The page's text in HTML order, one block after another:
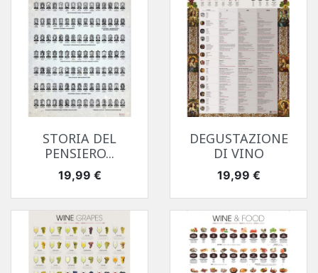
STORIA DEL
PENSIERO...
Prezzo
19,99 €
DEGUSTAZIONE
DI VINO
Prezzo
19,99 €